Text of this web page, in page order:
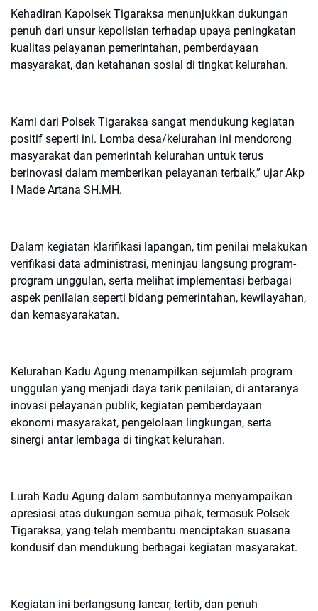
Kehadiran Kapolsek Tigaraksa menunjukkan dukungan
penuh dari unsur kepolisian terhadap upaya peningkatan
kualitas pelayanan pemerintahan, pemberdayaan
masyarakat, dan ketahanan sosial di tingkat kelurahan.
Kami dari Polsek Tigaraksa sangat mendukung kegiatan
positif seperti ini. Lomba desa/kelurahan ini mendorong
masyarakat dan pemerintah kelurahan untuk terus
berinovasi dalam memberikan pelayanan terbaik,” ujar Akp
I Made Artana SH.MH.
Dalam kegiatan klarifikasi lapangan, tim penilai melakukan
verifikasi data administrasi, meninjau langsung program-
program unggulan, serta melihat implementasi berbagai
aspek penilaian seperti bidang pemerintahan, kewilayahan,
dan kemasyarakatan.
Kelurahan Kadu Agung menampilkan sejumlah program
unggulan yang menjadi daya tarik penilaian, di antaranya
inovasi pelayanan publik, kegiatan pemberdayaan
ekonomi masyarakat, pengelolaan lingkungan, serta
sinergi antar lembaga di tingkat kelurahan.
Lurah Kadu Agung dalam sambutannya menyampaikan
apresiasi atas dukungan semua pihak, termasuk Polsek
Tigaraksa, yang telah membantu menciptakan suasana
kondusif dan mendukung berbagai kegiatan masyarakat.
Kegiatan ini berlangsung lancar, tertib, dan penuh